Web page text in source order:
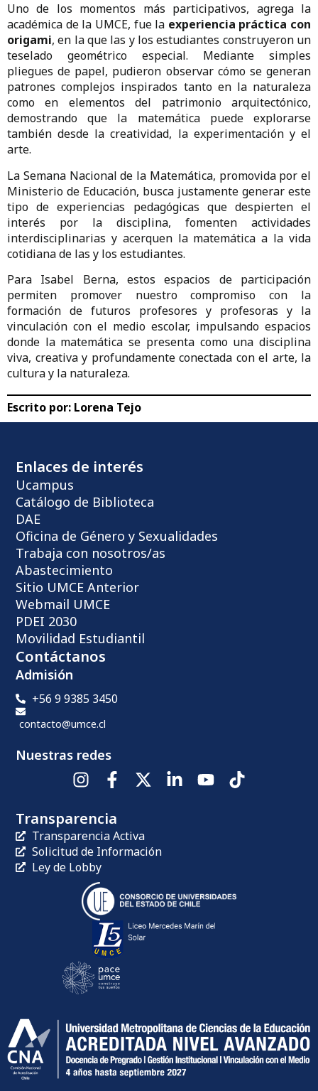
Uno de los momentos más participativos, agrega la
académica de la UMCE, fue la experiencia práctica con
origami, en la que las y los estudiantes construyeron un
teselado geométrico especial. Mediante simples
pliegues de papel, pudieron observar cómo se generan
patrones complejos inspirados tanto en la naturaleza
como en elementos del patrimonio arquitectónico,
demostrando que la matemática puede explorarse
también desde la creatividad, la experimentación y el
arte.
La Semana Nacional de la Matemática, promovida por el
Ministerio de Educación, busca justamente generar este
tipo de experiencias pedagógicas que despierten el
interés por la disciplina, fomenten actividades
interdisciplinarias y acerquen la matemática a la vida
cotidiana de las y los estudiantes.
Para Isabel Berna, estos espacios de participación
permiten promover nuestro compromiso con la
formación de futuros profesores y profesoras y la
vinculación con el medio escolar, impulsando espacios
donde la matemática se presenta como una disciplina
viva, creativa y profundamente conectada con el arte, la
cultura y la naturaleza.
Escrito por: Lorena Tejo
Enlaces de interés
Ucampus
Catálogo de Biblioteca
DAE
Oficina de Género y Sexualidades
Trabaja con nosotros/as
Abastecimiento
Sitio UMCE Anterior
Webmail UMCE
PDEI 2030
Movilidad Estudiantil
Contáctanos
Admisión
+56 9 9385 3450
contacto@umce.cl
Nuestras redes
Transparencia
Transparencia Activa
Solicitud de Información
Ley de Lobby